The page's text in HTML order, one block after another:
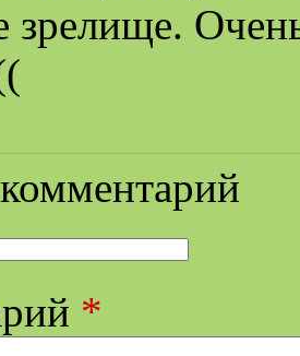
зрелище.
*